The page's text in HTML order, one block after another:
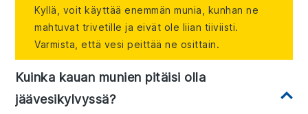
Kyllä, voit käyttää enemmän munia, kunhan ne
mahtuvat trivetille ja eivät ole liian tiiviisti.
Varmista, että vesi peittää ne osittain.
Kuinka kauan munien pitäisi olla
jäävesikylvyssä?